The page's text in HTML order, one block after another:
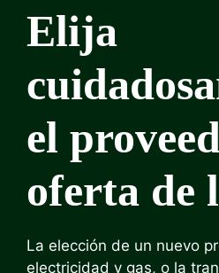
Elija
el
oferta de
La elección de un nuevo
electricidad y gas, o la